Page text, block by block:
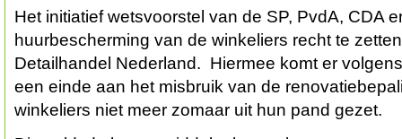
Het initiatief wetsvoorstel van de SP, PvdA, CDA
huurbescherming van de winkeliers recht te
Detailhandel Nederland. Hiermee komt er
een einde aan het misbruik van de
winkeliers niet meer zomaar uit hun pand gezet.